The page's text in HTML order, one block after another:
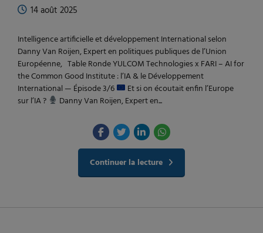
14 août 2025
Intelligence artificielle et développement International selon
Danny Van Roijen, Expert en politiques publiques de l’Union
Européenne, Table Ronde YULCOM Technologies x FARI – AI for
the Common Good Institute : l’IA & le Développement
International — Épisode 3/6
Et si on écoutait enfin l’Europe
sur l’IA ?
Danny Van Roijen, Expert en...
Continuer la lecture